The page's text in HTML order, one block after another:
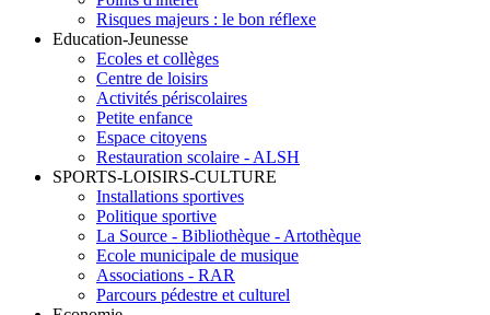
Risques majeurs : le bon réflexe
Education-Jeunesse
Ecoles et collèges
Centre de loisirs
Activités périscolaires
Petite enfance
Espace citoyens
Restauration scolaire - ALSH
SPORTS-LOISIRS-CULTURE
Installations sportives
Politique sportive
La Source - Bibliothèque - Artothèque
Ecole municipale de musique
Associations - RAR
Parcours pédestre et culturel